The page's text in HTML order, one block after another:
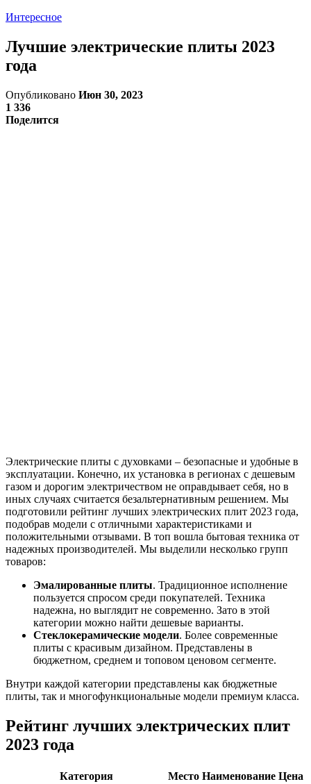
Интересное
Лучшие электрические плиты 2023
года
Опубликовано Июн 30, 2023
1 336
Поделится
Электрические плиты с духовками – безопасные и удобные в
эксплуатации. Конечно, их установка в регионах с дешевым
газом и дорогим электричеством не оправдывает себя, но в
иных случаях считается безальтернативным решением. Мы
подготовили рейтинг лучших электрических плит 2023 года,
подобрав модели с отличными характеристиками и
положительными отзывами. В топ вошла бытовая техника от
надежных производителей. Мы выделили несколько групп
товаров:
Эмалированные плиты. Традиционное исполнение
пользуется спросом среди покупателей. Техника
надежна, но выглядит не современно. Зато в этой
категории можно найти дешевые варианты.
Стеклокерамические модели. Более современные
плиты с красивым дизайном. Представлены в
бюджетном, среднем и топовом ценовом сегменте.
Внутри каждой категории представлены как бюджетные
плиты, так и многофункциональные модели премиум класса.
Рейтинг лучших электрических плит
2023 года
Категория Место Наименование Цена